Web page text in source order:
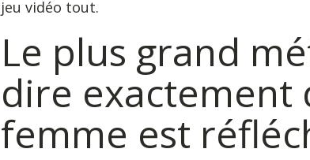
jeu vidéo tout.
Le plus grand
dire exactement
femme est